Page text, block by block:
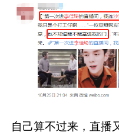
自己算不过来，直播